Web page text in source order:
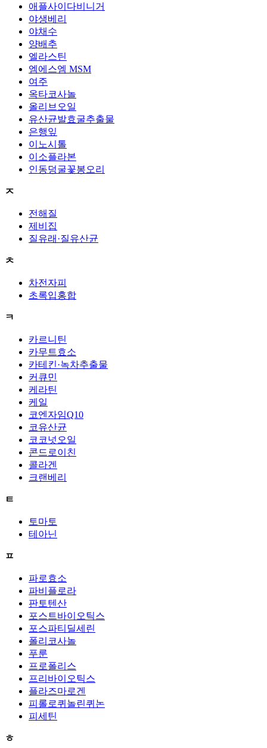
애플사이다비니거
야생베리
야채수
양배추
엘라스틴
엠에스엠 MSM
여주
옥타코사놀
올리브오일
유산균발효굴추출물
은행잎
이노시톨
이소플라본
인동덩굴꽃봉오리
ㅈ
전해질
제비집
질유래·질유산균
ㅊ
차전자피
초록입홍합
ㅋ
카르니틴
카무트효소
카테킨·녹차추출물
커큐민
케라틴
케일
코엔자임Q10
코유산균
코코넛오일
콘드로이친
콜라겐
크랜베리
ㅌ
토마토
테아닌
ㅍ
파로효소
파비플로라
판토텐산
포스트바이오틱스
포스파티딜세린
폴리코사놀
푸룬
프로폴리스
프리바이오틱스
플라즈마로겐
피롤로퀴놀린퀴논
피세틴
ㅎ